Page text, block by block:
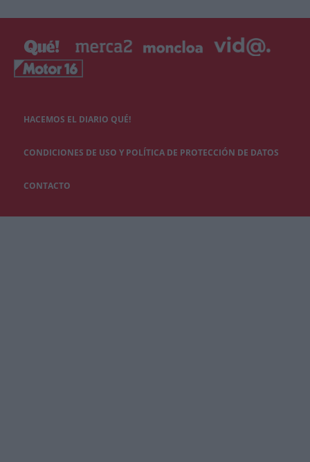
HACEMOS EL DIARIO QUÉ!
CONDICIONES DE USO Y POLÍTICA DE PROTECCIÓN DE DATOS
CONTACTO